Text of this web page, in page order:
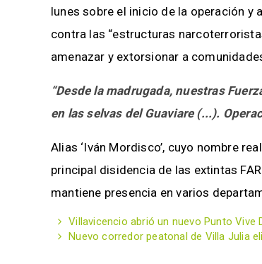
lunes sobre el inicio de la operación y
contra las “estructuras
amenazar y extorsionar a
“Desde la madrugada, nuestras
en las selvas del Guaviare (...).
Alias ‘Iván Mordisco’, cuyo nombre
principal disidencia de las extintas
mantiene presencia en varios
Villavicencio abrió un nuevo Punto
Nuevo corredor peatonal de Villa Julia